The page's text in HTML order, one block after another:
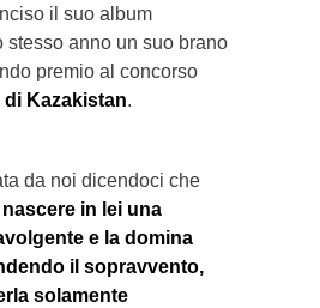
il suo album
stesso anno un suo brano
premio al concorso
Kazakistan.
da noi dicendoci che
in lei una
e la domina
il sopravvento,
solamente